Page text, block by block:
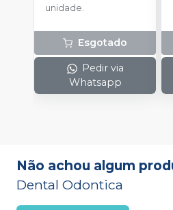
unidade.
Esgotado
Pedir via
Whatsapp
Não achou algum
Dental Odontica